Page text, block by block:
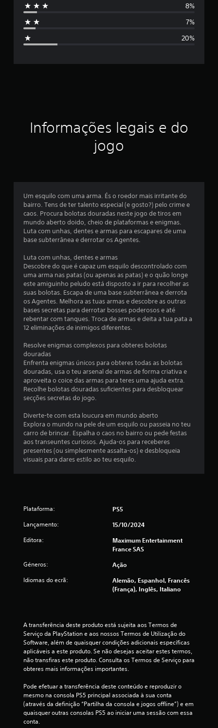
i
ç
é
d
i
d
e
3
.
2
e
s
r
e
d
u
m
á
x
i
m
o
d
8%
7%
20%
Informações legais e do
jogo
Um esquilo com uma arma. És o roedor mais irritante do
bairro. Tens de ter talento especial (e gosto?) pelo crime e
caos. Procura bolotas douradas neste jogo de tiros em
mundo aberto doido, cheio de plataformas e enigmas.
Luta com unhas, dentes e armas para escapares de uma
base subterrânea e derrotar os Agentes.
Luta com unhas, dentes e armas
Descobre do que é capaz um esquilo descontrolado com
uma arma nas patas (ou apenas as patas) e o quão longe
este amiguinho peludo está disposto a ir para recolher as
suas bolotas. Escapa de uma base subterrânea e derrota
os Agentes. Melhora as tuas armas e descobre as outras
bases secretas para derrotar bosses poderosos e até
rebentar com tanques. Troca de armas e deita a tua pata a
12 eliminações de inimigos diferentes.
Resolve enigmas complexos para obteres bolotas
douradas
Enfrenta enigmas únicos para obteres todas as bolotas
douradas, usa o teu arsenal de armas de forma criativa e
aproveita o coice das armas para teres uma ajuda extra.
Recolhe bolotas douradas suficientes para desbloquear
secções secretas do jogo.
Diverte-te com esta loucura em mundo aberto
Explora o mundo na pele de um esquilo ou passeia no teu
carro de brincar. Espalha o caos no bairro ou pede festas
aos transeuntes curiosos. Ajuda-os para receberes
presentes (ou simplesmente assalta-os) e desbloqueia
visuais para dares estilo ao teu esquilo.
Plataforma: PS5
Lançamento: 15/10/2024
Editora:
Maximum Entertainment
France SAS
Géneros: Ação
Idiomas do ecrã:
Alemão, Espanhol, Francês
(França), Inglês, Italiano
A transferência deste produto está sujeita aos Termos de
Serviço da PlayStation e aos nossos Termos de Utilização do
Software, além de quaisquer condições adicionais específicas
aplicáveis a este produto. Se não desejas aceitar estes termos,
não transfiras este produto. Consulta os Termos de Serviço para
obteres mais informações importantes.
Pode efetuar a transferência deste conteúdo e reproduzir o
mesmo na consola PS5 principal associada à sua conta
(através da definição “Partilha da consola e jogos offline”) e em
quaisquer outras consolas PS5 ao iniciar uma sessão com essa
conta.